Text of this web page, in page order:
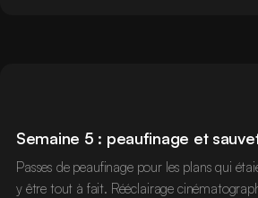
Semaine 5 : peaufinage et
Passes de peaufinage pour les plans qui
y être tout à fait. Rééclairage